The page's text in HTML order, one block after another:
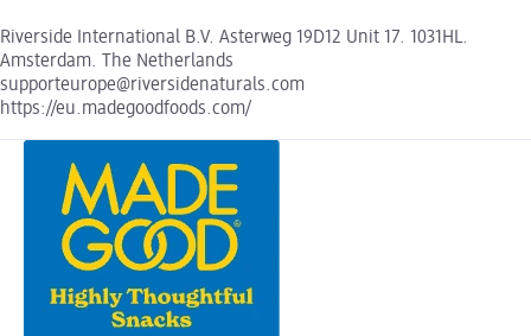
Riverside International B.V. Asterweg 19D12 Unit 17. 1031HL.
Amsterdam. The Netherlands
supporteurope@riversidenaturals.com
https://eu.madegoodfoods.com/